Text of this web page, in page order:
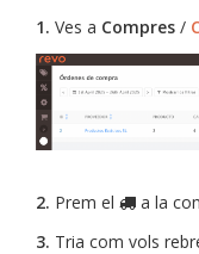
1. Ves a Compres /
2. Prem el
a la
3. Tria com vols